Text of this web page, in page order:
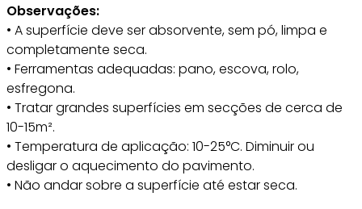
Observações:
• A superfície deve ser absorvente, sem pó, limpa e
completamente seca.
• Ferramentas adequadas: pano, escova, rolo,
esfregona.
• Tratar grandes superfícies em secções de cerca de
10-15m².
• Temperatura de aplicação: 10-25°C. Diminuir ou
desligar o aquecimento do pavimento.
• Não andar sobre a superfície até estar seca.